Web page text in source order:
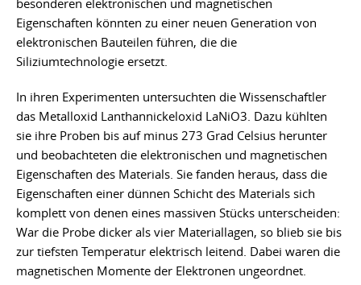
besonderen elektronischen und magnetischen
Eigenschaften könnten zu einer neuen Generation von
elektronischen Bauteilen führen, die die
Siliziumtechnologie ersetzt.
In ihren Experimenten untersuchten die Wissenschaftler
das Metalloxid Lanthannickeloxid LaNiO3. Dazu kühlten
sie ihre Proben bis auf minus 273 Grad Celsius herunter
und beobachteten die elektronischen und magnetischen
Eigenschaften des Materials. Sie fanden heraus, dass die
Eigenschaften einer dünnen Schicht des Materials sich
komplett von denen eines massiven Stücks unterscheiden:
War die Probe dicker als vier Materiallagen, so blieb sie bis
zur tiefsten Temperatur elektrisch leitend. Dabei waren die
magnetischen Momente der Elektronen ungeordnet.